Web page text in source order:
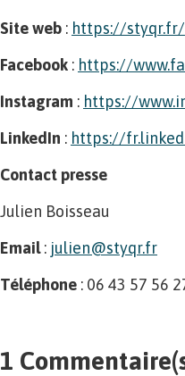
Site web : https://styqr.fr/
Facebook : https://
Instagram : https://
LinkedIn : https://
Contact presse
Julien Boisseau
Email: julien@styqr.fr
Téléphone : 06 43 57 56
1